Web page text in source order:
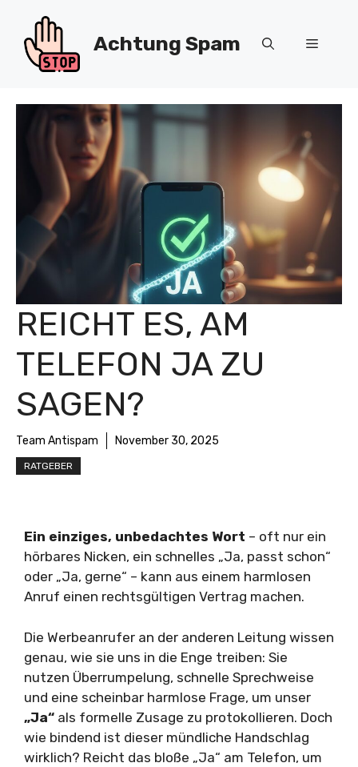
Inhalt
springen
Achtung Spam Menü
REICHT ES, AM
TELEFON JA ZU
SAGEN?
Team Antispam November 30, 2025
RATGEBER
Ein einziges, unbedachtes Wort – oft nur ein
hörbares Nicken, ein schnelles „Ja, passt schon“
oder „Ja, gerne“ – kann aus einem harmlosen
Anruf einen rechtsgültigen Vertrag machen.
Die Werbeanrufer an der anderen Leitung wissen
genau, wie sie uns in die Enge treiben: Sie
nutzen Überrumpelung, schnelle Sprechweise
und eine scheinbar harmlose Frage, um unser
„Ja“ als formelle Zusage zu protokollieren. Doch
wie bindend ist dieser mündliche Handschlag
wirklich? Reicht das bloße „Ja“ am Telefon, um